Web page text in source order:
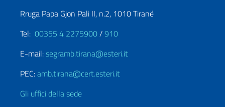
Rruga Papa Gjon Pali II, n.2, 1010 Tiranë
Tel: 00355 4 2275900/910
E-mail:segramb.tirana@esteri.it
PEC:amb.tirana@cert.esteri.it
Gli uffici della sede